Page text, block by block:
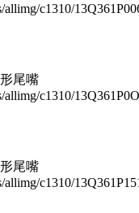
c1310/
尾嘴
c1310/
尾嘴
c1310/